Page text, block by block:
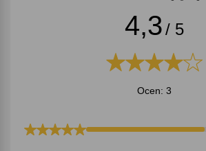
4,3/ 5
Ocen: 3